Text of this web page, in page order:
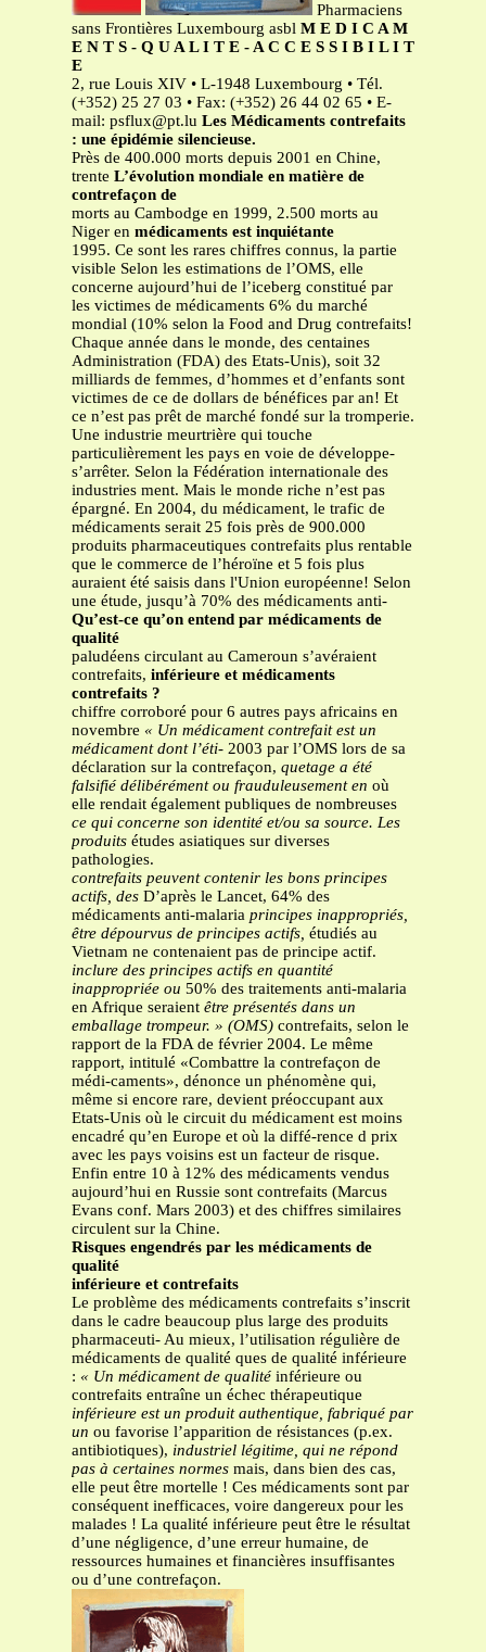
Pharmaciens
sans Frontières Luxembourg asbl M E D I C A M
E N T S - Q U A L I T E - A C C E S S I B I L I T
E
2, rue Louis XIV • L-1948 Luxembourg • Tél.
(+352) 25 27 03 • Fax: (+352) 26 44 02 65 • E-
mail: psflux@pt.lu Les Médicaments contrefaits
: une épidémie silencieuse.
Près de 400.000 morts depuis 2001 en Chine,
trente L’évolution mondiale en matière de
contrefaçon de
morts au Cambodge en 1999, 2.500 morts au
Niger en médicaments est inquiétante
1995. Ce sont les rares chiffres connus, la partie
visible Selon les estimations de l’OMS, elle
concerne aujourd’hui de l’iceberg constitué par
les victimes de médicaments 6% du marché
mondial (10% selon la Food and Drug contrefaits!
Chaque année dans le monde, des centaines
Administration (FDA) des Etats-Unis), soit 32
milliards de femmes, d’hommes et d’enfants sont
victimes de ce de dollars de bénéfices par an! Et
ce n’est pas prêt de marché fondé sur la tromperie.
Une industrie meurtrière qui touche
particulièrement les pays en voie de développe-
s’arrêter. Selon la Fédération internationale des
industries ment. Mais le monde riche n’est pas
épargné. En 2004, du médicament, le trafic de
médicaments serait 25 fois près de 900.000
produits pharmaceutiques contrefaits plus rentable
que le commerce de l’héroïne et 5 fois plus
auraient été saisis dans l'Union européenne! Selon
une étude, jusqu’à 70% des médicaments anti-
Qu’est-ce qu’on entend par médicaments de
qualité
paludéens circulant au Cameroun s’avéraient
contrefaits, inférieure et médicaments
contrefaits ?
chiffre corroboré pour 6 autres pays africains en
novembre « Un médicament contrefait est un
médicament dont l’éti- 2003 par l’OMS lors de sa
déclaration sur la contrefaçon, quetage a été
falsifié délibérément ou frauduleusement en où
elle rendait également publiques de nombreuses
ce qui concerne son identité et/ou sa source. Les
produits études asiatiques sur diverses
pathologies.
contrefaits peuvent contenir les bons principes
actifs, des D’après le Lancet, 64% des
médicaments anti-malaria principes inappropriés,
être dépourvus de principes actifs, étudiés au
Vietnam ne contenaient pas de principe actif.
inclure des principes actifs en quantité
inappropriée ou 50% des traitements anti-malaria
en Afrique seraient être présentés dans un
emballage trompeur. » (OMS) contrefaits, selon le
rapport de la FDA de février 2004. Le même
rapport, intitulé «Combattre la contrefaçon de
médi-caments», dénonce un phénomène qui,
même si encore rare, devient préoccupant aux
Etats-Unis où le circuit du médicament est moins
encadré qu’en Europe et où la diffé-rence d prix
avec les pays voisins est un facteur de risque.
Enfin entre 10 à 12% des médicaments vendus
aujourd’hui en Russie sont contrefaits (Marcus
Evans conf. Mars 2003) et des chiffres similaires
circulent sur la Chine.
Risques engendrés par les médicaments de
qualité
inférieure et contrefaits
Le problème des médicaments contrefaits s’inscrit
dans le cadre beaucoup plus large des produits
pharmaceuti- Au mieux, l’utilisation régulière de
médicaments de qualité ques de qualité inférieure
: « Un médicament de qualité inférieure ou
contrefaits entraîne un échec thérapeutique
inférieure est un produit authentique, fabriqué par
un ou favorise l’apparition de résistances (p.ex.
antibiotiques), industriel légitime, qui ne répond
pas à certaines normes mais, dans bien des cas,
elle peut être mortelle ! Ces médicaments sont par
conséquent inefficaces, voire dangereux pour les
malades ! La qualité inférieure peut être le résultat
d’une négligence, d’une erreur humaine, de
ressources humaines et financières insuffisantes
ou d’une contrefaçon.